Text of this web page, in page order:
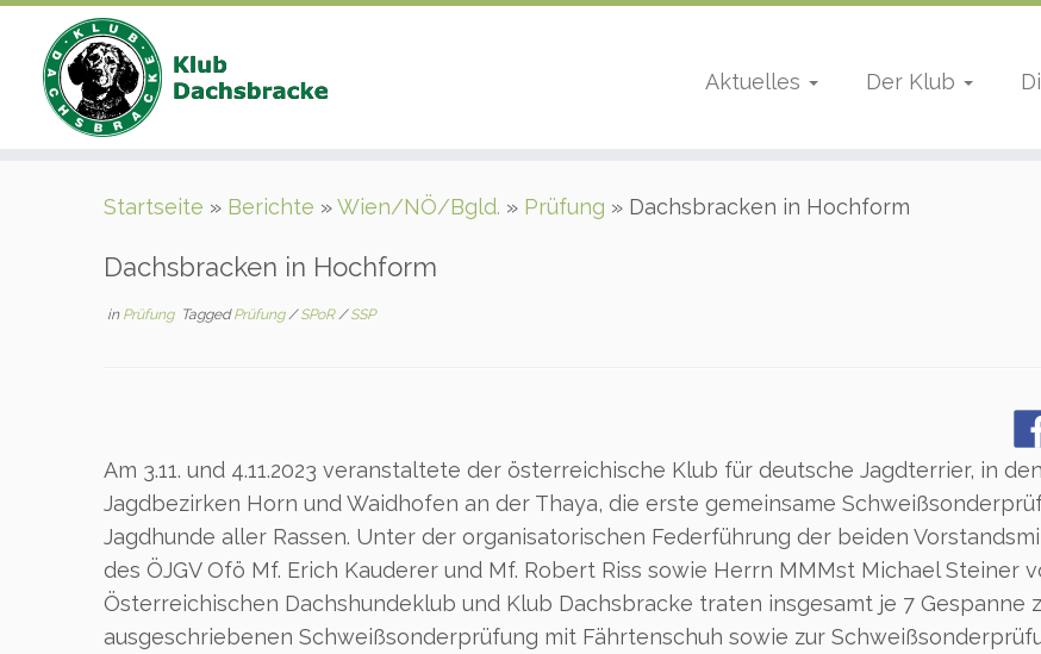
Aktuelles Der Klub
Startseite » Berichte »Wien/NÖ/Bgld. » Prüfung » Dachsbracken in Hochform
Dachsbracken in Hochform
in Prüfung TaggedPrüfung/SPoR/SSP
Am 3.11. und 4.11.2023 veranstaltete der österreichische Klub für deutsche Jagdterrier, in
Jagdbezirken Horn und Waidhofen an der Thaya, die erste gemeinsame
Jagdhunde aller Rassen. Unter der organisatorischen Federführung der beiden
des ÖJGV Ofö Mf. Erich Kauderer und Mf. Robert Riss sowie Herrn MMMst Michael Steiner
Österreichischen Dachshundeklub und Klub Dachsbracke traten insgesamt je 7 Gespanne
ausgeschriebenen Schweißsonderprüfung mit Fährtenschuh sowie zur